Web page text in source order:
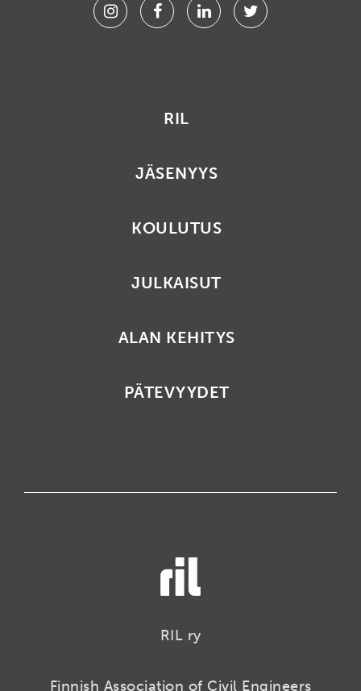
InstagramFacebookLinkedinTwitter
RIL
JÄSENYYS
KOULUTUS
JULKAISUT
ALAN KEHITYS
PÄTEVYYDET
RIL ry
Finnish Association of Civil Engineers